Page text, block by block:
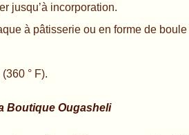
jusqu’à incorporation.
à pâtisserie ou en forme de boule
° F).
Boutique Ougasheli